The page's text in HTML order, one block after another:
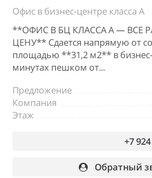
Офис в бизнес-центре класса A
**ОФИС В БЦ КЛАССА А — ВСЕ
ЦЕНУ** Сдается напрямую от
площадью **31,2 м2** в бизнес-
минутах пешком от...
Предложение
Компания
Этаж
+7 924
Обратный